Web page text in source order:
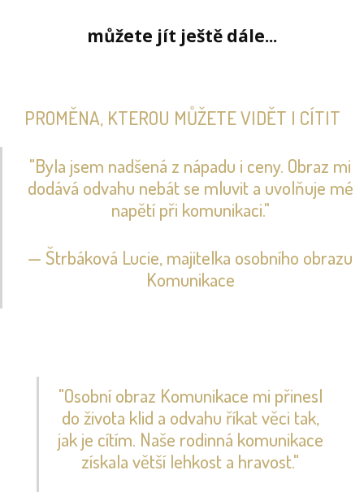
můžete jít ještě dále...
PROMĚNA, KTEROU MŮŽETE VIDĚT I CÍTIT
"Byla jsem nadšená z nápadu i ceny. Obraz mi
dodává odvahu nebát se mluvit a uvolňuje mé
napětí při komunikaci."
— Štrbáková Lucie, majitelka osobního obrazu
Komunikace
"Osobní obraz Komunikace mi přinesl
do života klid a odvahu říkat věci tak,
jak je cítím. Naše rodinná komunikace
získala větší lehkost a hravost."